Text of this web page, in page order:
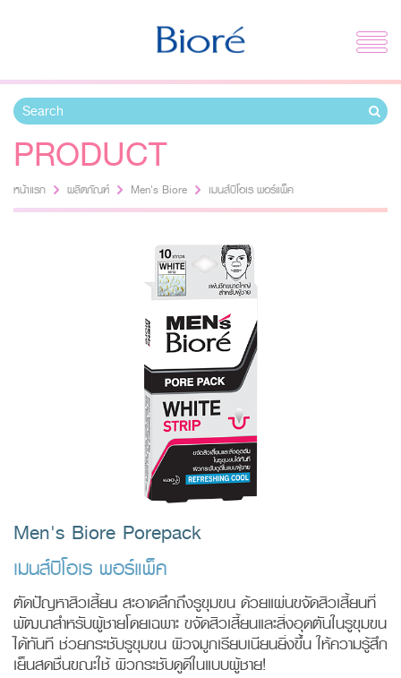
PRODUCT
หน้าแรก ผลิตภัณฑ์ Men's Biore เมนส์บิโอเร พอร์แพ็ค
Men's Biore Porepack
เมนส์บิโอเร พอร์แพ็ค
ตัดปัญหาสิวเสี้ยน สะอาดลึกถึงรูขุมขน ด้วยแผ่นขจัดสิวเสี้ยนที่
พัฒนาสำหรับผู้ชายโดยเฉพาะ ขจัดสิวเสี้ยนและสิ่งอุดตันในรูขุมขน
ได้ทันที ช่วยกระชับรูขุมขน ผิวจมูกเรียบเนียนยิ่งขึ้น ให้ความรู้สึก
เย็นสดชื่นขณะใช้ ผิวกระชับดูดีในแบบผู้ชาย!